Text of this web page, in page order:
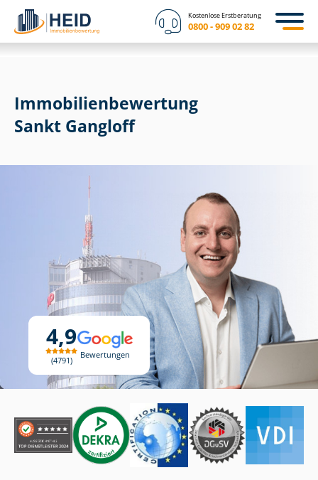
Kostenlose Erstberatung
0800 - 909 02 82
4,9
4791
Bewertungen
Immobilien­bewertung
Sankt Gangloff